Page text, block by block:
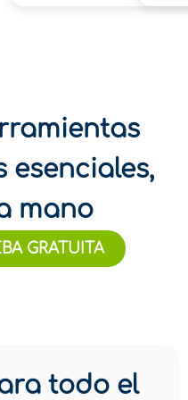
esenciales,
mano
GRATUITA
todo el